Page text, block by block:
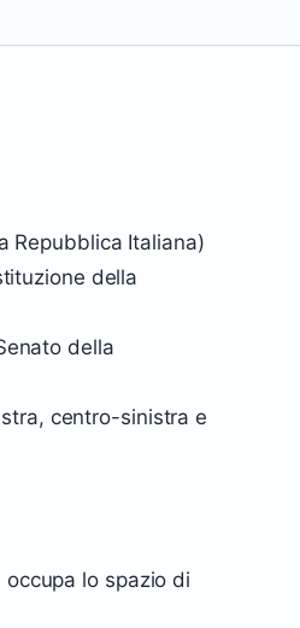
Repubblica Italiana)
della
della
centro-sinistra e
lo spazio di